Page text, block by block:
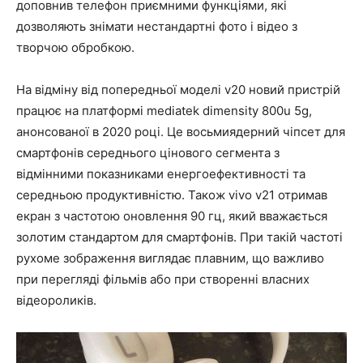
доповнив телефон приємними функціями, які
дозволяють знімати нестандартні фото і відео з
творчою обробкою.
На відміну від попередньої моделі v20 новий пристрій
працює на платформі mediatek dimensity 800u 5g,
анонсованої в 2020 році. Це восьмиядерний чіпсет для
смартфонів середнього цінового сегмента з
відмінними показниками енергоефективності та
середньою продуктивністю. Також vivo v21 отримав
екран з частотою оновлення 90 гц, який вважається
золотим стандартом для смартфонів. При такій частоті
рухоме зображення виглядає плавним, що важливо
при перегляді фільмів або при створенні власних
відеороликів.